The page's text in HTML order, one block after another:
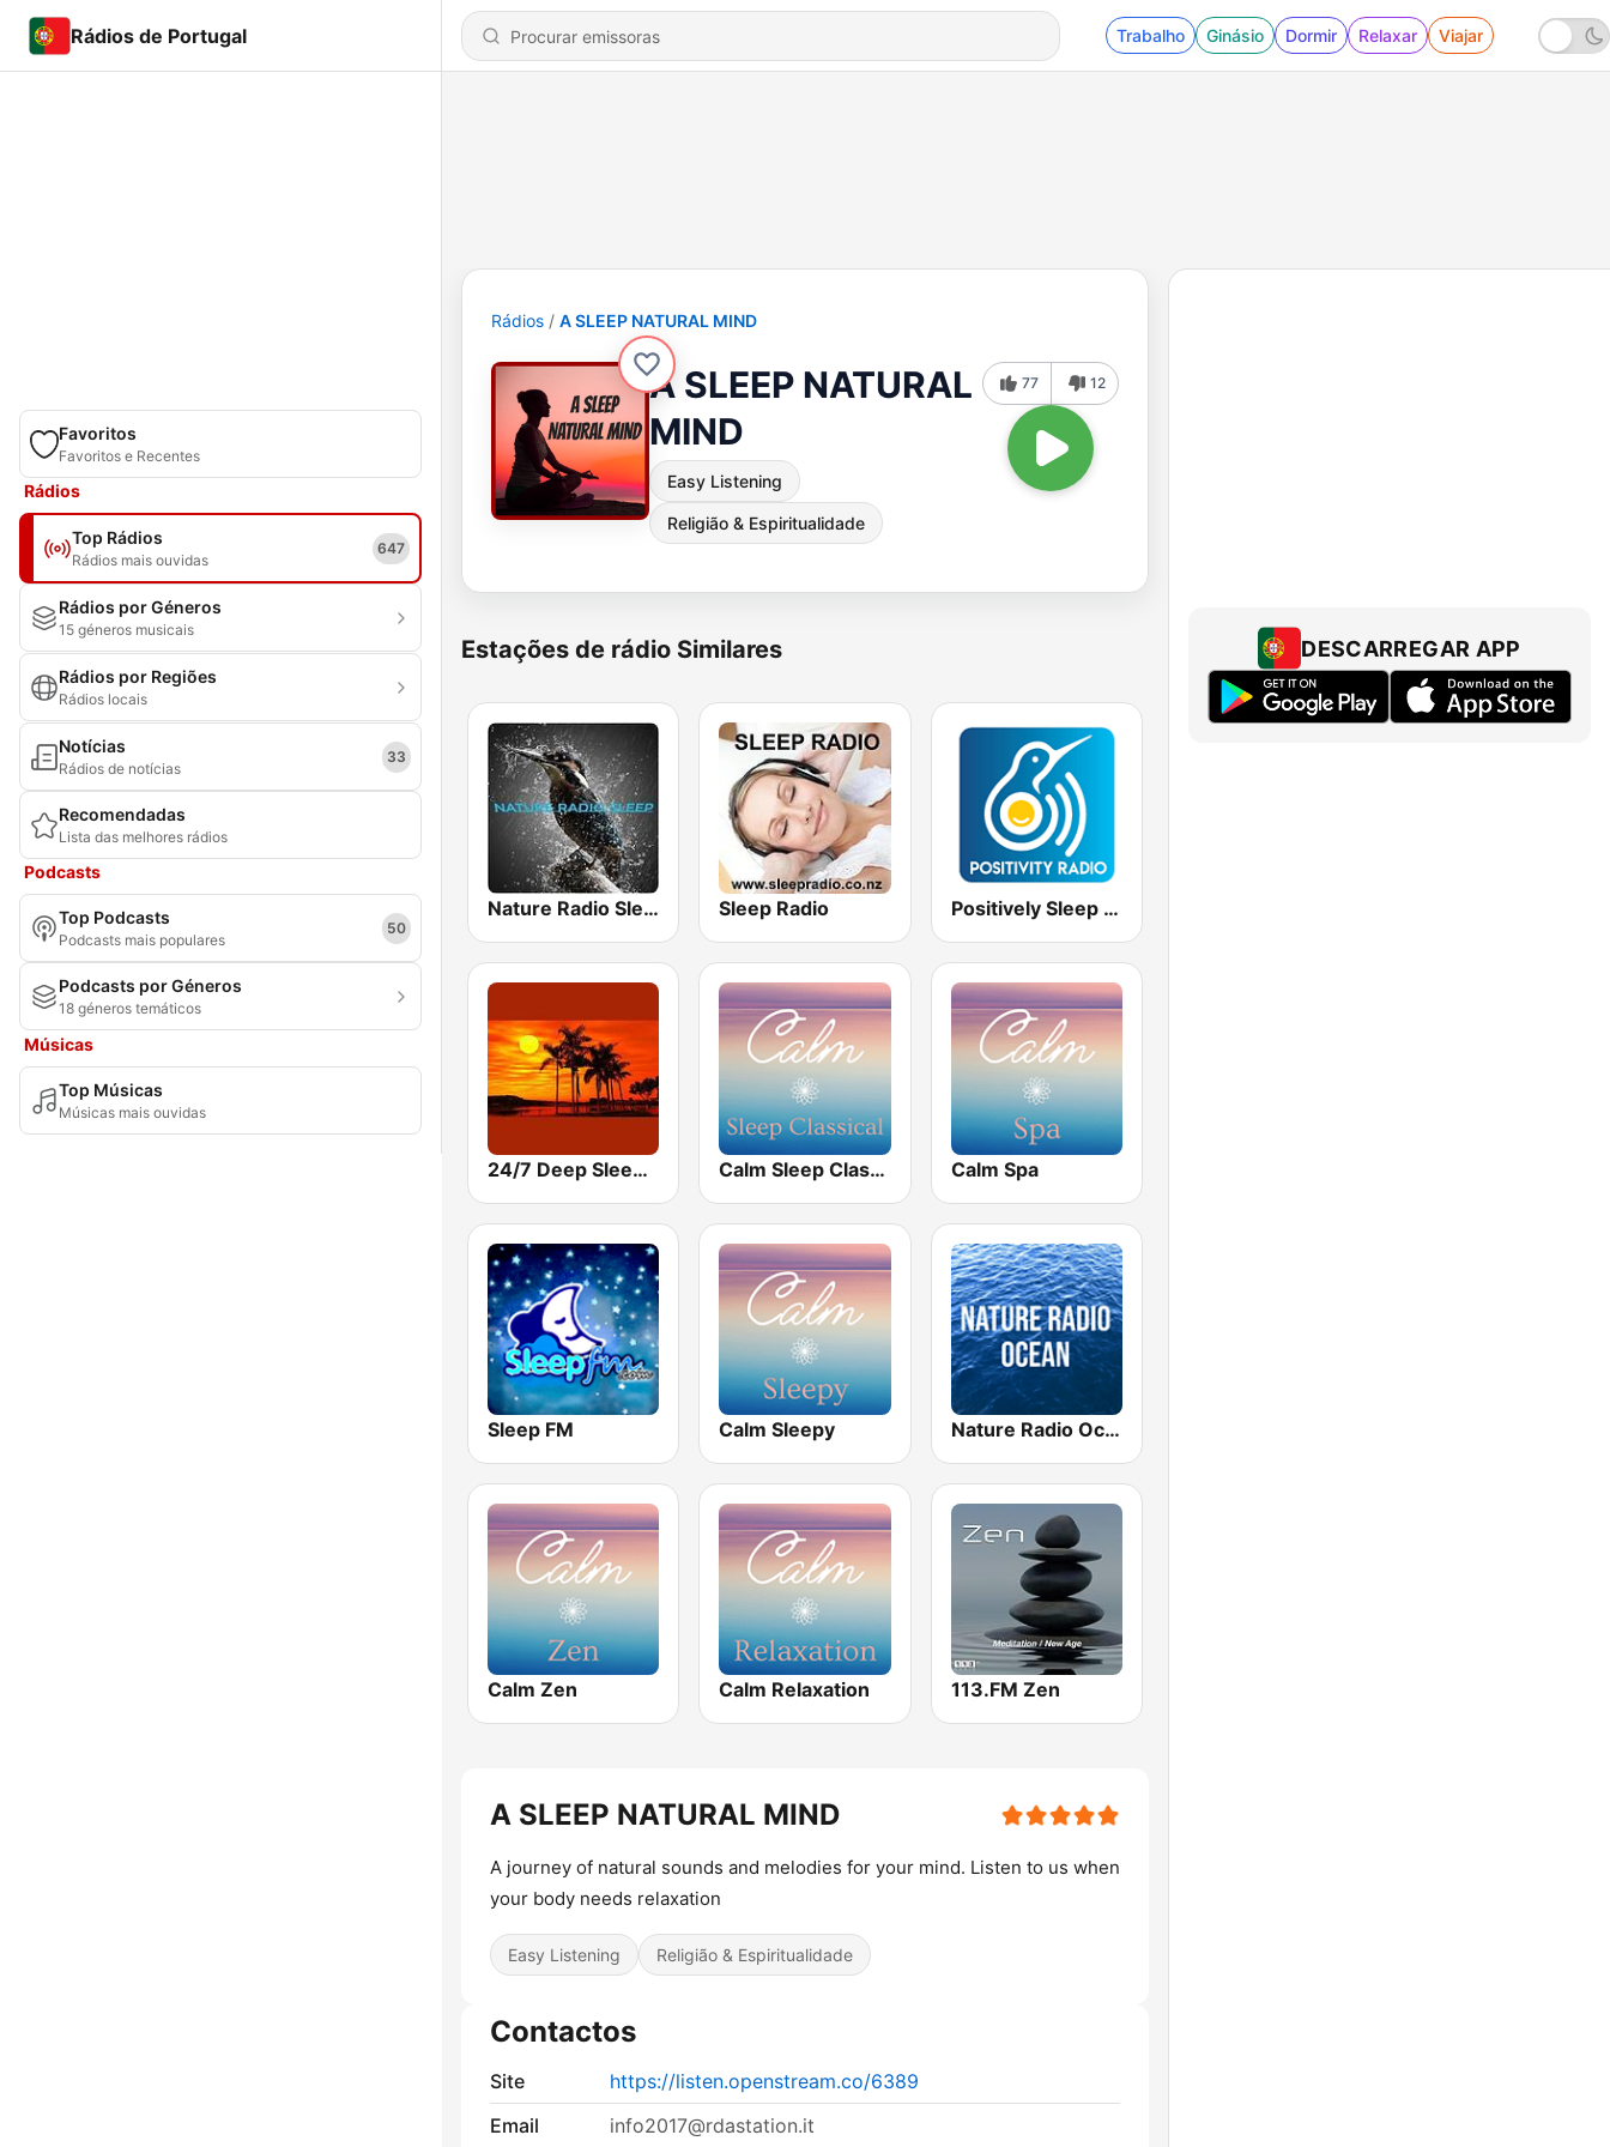
Rádios de Portugal Trabalho Ginásio Dormir Relaxar Viajar
Favoritos
Favoritos e Recentes
Rádios
Top Rádios
Rádios mais ouvidas
647
Rádios por Géneros
15 géneros musicais
Rádios por Regiões
Rádios locais
Notícias
Rádios de notícias
33
Recomendadas
Lista das melhores rádios
Podcasts
Top Podcasts
Podcasts mais populares
50
Podcasts por Géneros
18 géneros temáticos
Músicas
Top Músicas
Músicas mais ouvidas
Rádios A SLEEP NATURAL MIND
A SLEEP NATURAL
MIND
Easy Listening
Religião & Espiritualidade
77 12
Estações de rádio Similares
Nature Radio Sleep Sleep Radio Positively Sleep Relax
24/7 Deep Sleep Music Relaxing Music Insomnia Sleep Relaxing Music Study Sleep Meditation Calm Sleep Classical Calm Spa
Sleep FM Calm Sleepy Nature Radio Ocean
Calm Zen Calm Relaxation 113.FM Zen
A SLEEP NATURAL MIND
A journey of natural sounds and melodies for your mind. Listen to us when
your body needs relaxation
Easy Listening Religião & Espiritualidade
Contactos
Site
https://listen.openstream.co/6389
Email
info2017@rdastation.it
DESCARREGAR APP